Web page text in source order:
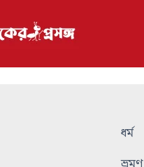
ধর্ম